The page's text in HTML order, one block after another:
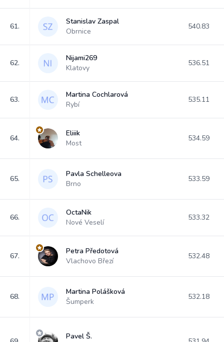
61.
Stanislav Zaspal
Obrnice
540.83
62.
Nijami269
Klatovy
536.51
63.
Martina Cochlarová
Rybí
535.11
64.
Eliiik
Most
534.59
65.
Pavla Schelleova
Brno
533.59
66.
OctaNik
Nové Veselí
533.32
67.
Petra Předotová
Vlachovo Březí
532.48
68.
Martina Polášková
Šumperk
532.18
Pavel Š.